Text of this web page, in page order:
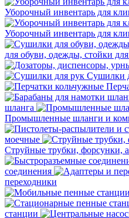
Уборочный инвентарь для
Уборочный инвентарь для
для обуви, одежды, стойки
Сушилки
шланга
Промышленные шланги и
моечные
Струйные трубки, форсунки,
соединения
переходники
станции